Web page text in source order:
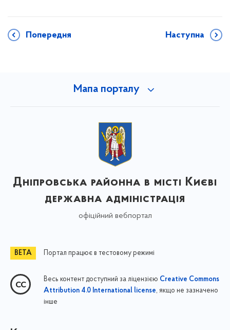
Попередня Наступна
Мапа порталу
Дніпровська районна в місті Києві
державна адміністрація
офіційний вебпортал
Портал працює в тестовому режимі
Весь контент доступний за ліцензією Creative Commons
Attribution 4.0 International license, якщо не зазначено
інше